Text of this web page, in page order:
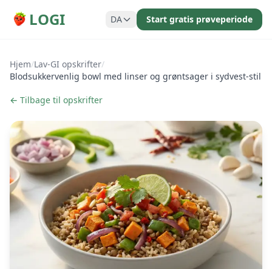
LOGI DA Start gratis prøveperiode
Hjem/Lav-GI opskrifter/
Blodsukkervenlig bowl med linser og grøntsager i sydvest-stil
← Tilbage til opskrifter